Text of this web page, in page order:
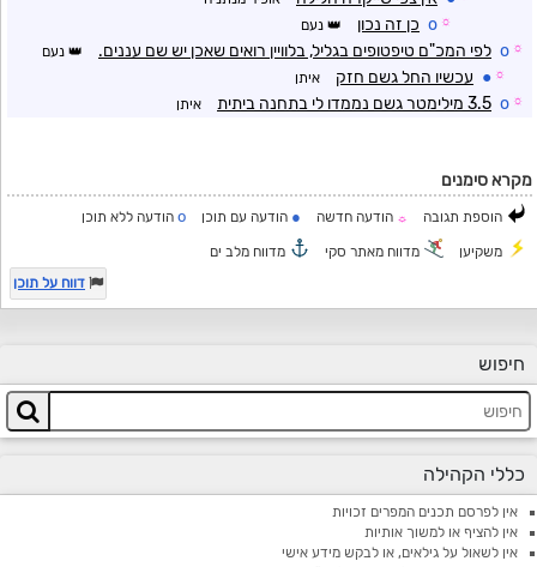
☼
o כן זה נכון נעם
☼
o לפי המכ"ם טיפטופים בגליל, בלוויין רואים שאכן יש שם עננים. נעם
☼
● עכשיו החל גשם חזק איתן
☼
o 3.5 מילימטר גשם נממדו לי בתחנה ביתית איתן
מקרא סימנים
הוספת תגובה ☼ הודעה חדשה ● הודעה עם תוכן o הודעה ללא תוכן
משקיען מדווח מאתר סקי
מדווח מלב ים
דווח על תוכן
חיפוש
כללי הקהילה
אין לפרסם תכנים המפרים זכויות
אין להציף או למשוך אותיות
אין לשאול על גילאים, או לבקש מידע אישי